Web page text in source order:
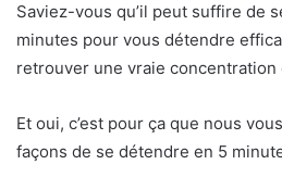
Saviez-vous qu’il peut suffire de
minutes pour vous détendre
retrouver une vraie concentration
Et oui, c’est pour ça que nous
façons de se détendre en 5